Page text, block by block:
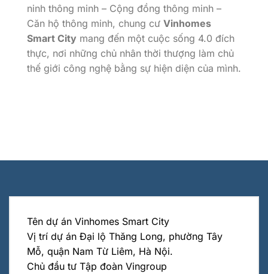
ninh thông minh – Cộng đồng thông minh –
Căn hộ thông minh, chung cư Vinhomes
Smart City mang đến một cuộc sống 4.0 đích
thực, nơi những chủ nhân thời thượng làm chủ
thế giới công nghệ bằng sự hiện diện của mình.
Tên dự án Vinhomes Smart City
Vị trí dự án Đại lộ Thăng Long, phường Tây
Mỗ, quận Nam Từ Liêm, Hà Nội.
Chủ đầu tư Tập đoàn Vingroup